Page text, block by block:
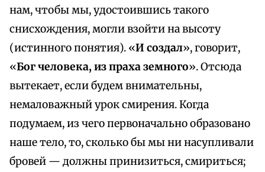
нам, чтобы мы, удостоившись такого
снисхождения, могли взойти на высоту
(истинного понятия). «И создал», говорит,
«Бог человека, из праха земного». Отсюда
вытекает, если будем внимательны,
немаловажный урок смирения. Когда
подумаем, из чего первоначально образовано
наше тело, то, сколько бы мы ни насупливали
бровей — должны принизиться, смириться;